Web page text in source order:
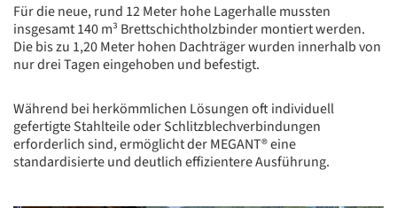
Für die neue, rund 12 Meter hohe Lagerhalle mussten
insgesamt 140 m³ Brettschichtholzbinder montiert werden.
Die bis zu 1,20 Meter hohen Dachträger wurden innerhalb von
nur drei Tagen eingehoben und befestigt.
Während bei herkömmlichen Lösungen oft individuell
gefertigte Stahlteile oder Schlitzblechverbindungen
erforderlich sind, ermöglicht der MEGANT® eine
standardisierte und deutlich effizientere Ausführung.